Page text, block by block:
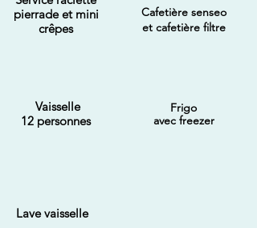
pierrade et mini
crêpes
Vaisselle
12 personnes
Cafetière senseo
et cafetière filtre
Frigo
avec freezer
Lave vaisselle